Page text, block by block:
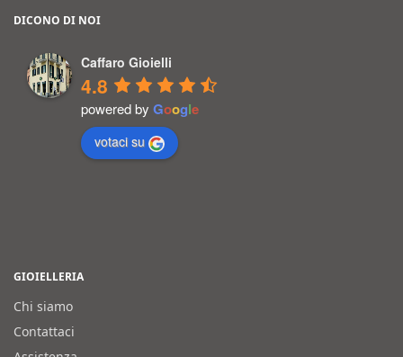
DICONO DI NOI
Caffaro Gioielli
4.8
powered by Google
votaci su
GIOIELLERIA
Chi siamo
Contattaci